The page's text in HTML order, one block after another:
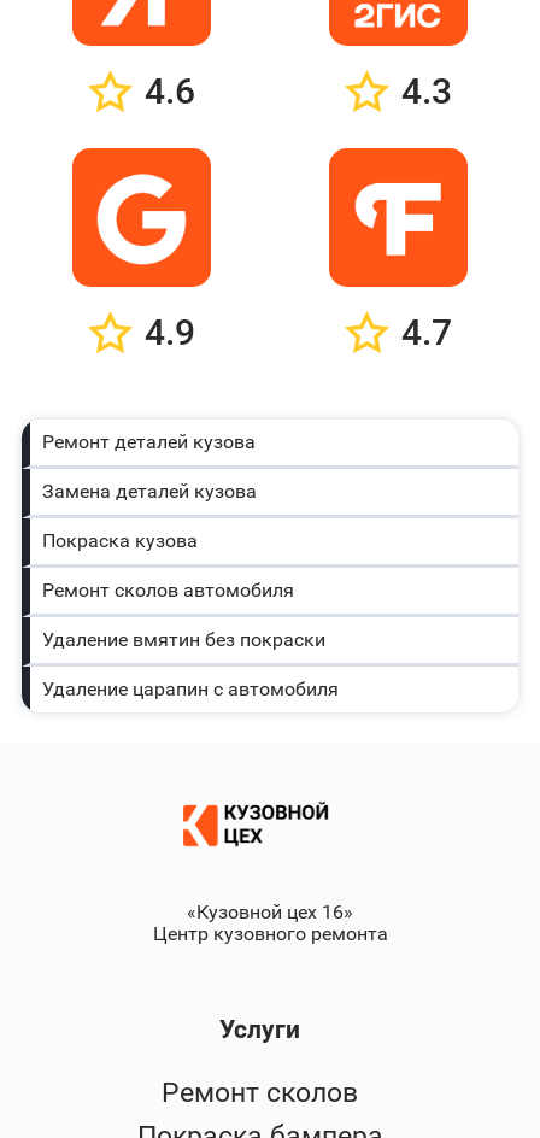
4.6 4.3
4.9 4.7
Ремонт деталей кузова
Замена деталей кузова
Покраска кузова
Ремонт сколов автомобиля
Удаление вмятин без покраски
Удаление царапин с автомобиля
«Кузовной цех 16»
Центр кузовного ремонта
Услуги
Ремонт сколов